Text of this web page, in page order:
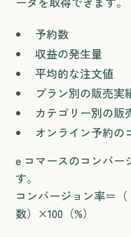
予約数
収益の発生量
平均的な注文値
プラン別の販売実
カテゴリー別の販
オンライン予約の
e コマースのコンバー
す。
コンバージョン率＝
数）×100（%）